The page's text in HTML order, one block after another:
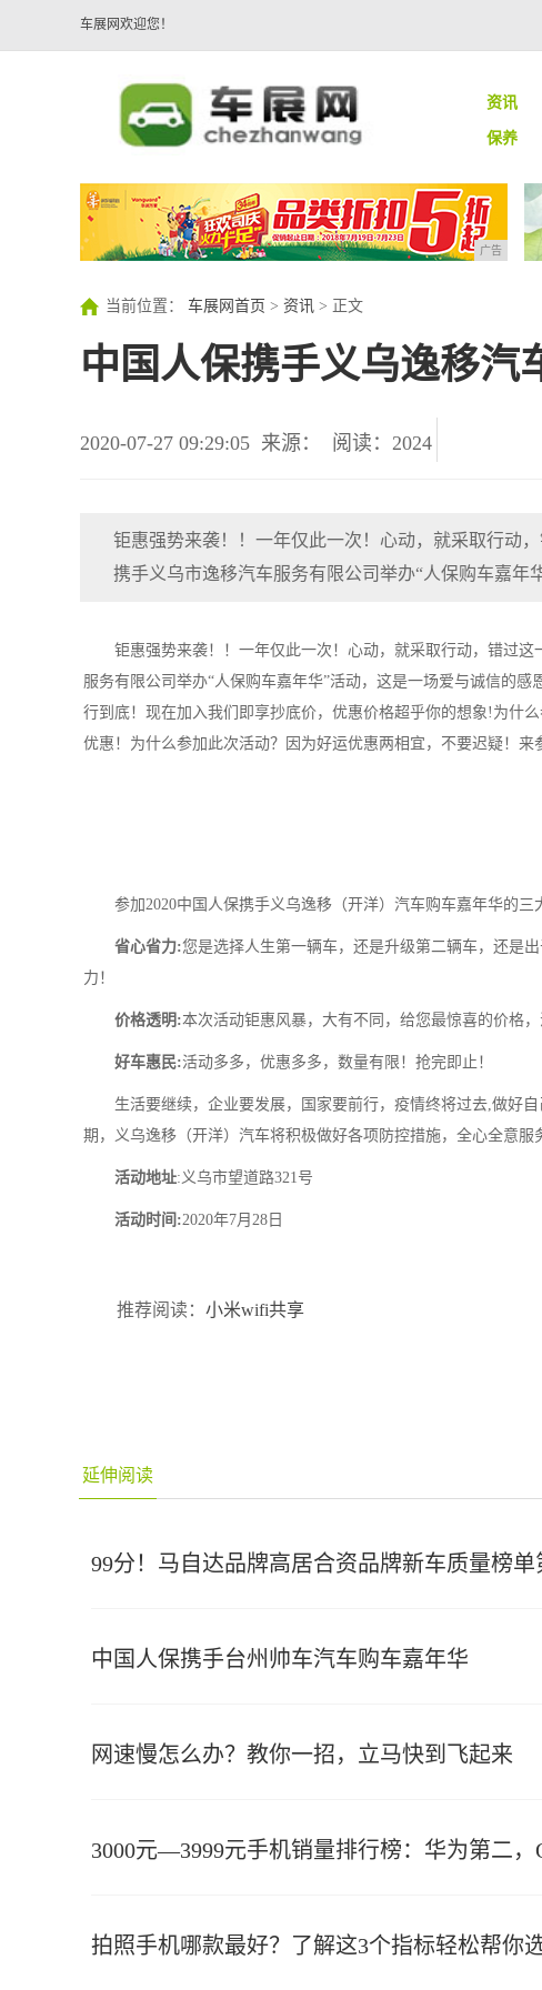
车展网欢迎您！
资讯
保养
广告
当前位置： 车展网首页 > 资讯 > 正文
中国人保携手义乌逸移汽
2020-07-27 09:29:05 来源： 阅读：2024
钜惠强势来袭！！一年仅此一次！心动，就采取行动
携手义乌市逸移汽车服务有限公司举办“人保购车嘉年
钜惠强势来袭！！一年仅此一次！心动，就采取行动，错过
服务有限公司举办“人保购车嘉年华”活动，这是一场爱与诚信的
行到底！现在加入我们即享抄底价，优惠价格超乎你的想象!为什
优惠！为什么参加此次活动？因为好运优惠两相宜，不要迟疑！来
参加2020中国人保携手义乌逸移（开洋）汽车购车嘉年华的三
省心省力:您是选择人生第一辆车，还是升级第二辆车，还是
力！
价格透明:本次活动钜惠风暴，大有不同，给您最惊喜的价格
好车惠民:活动多多，优惠多多，数量有限！抢完即止！
生活要继续，企业要发展，国家要前行，疫情终将过去,做好
期，义乌逸移（开洋）汽车将积极做好各项防控措施，全心全意服
活动地址:义乌市望道路321号
活动时间:2020年7月28日
推荐阅读： 小米wifi共享
延伸阅读
99分！马自达品牌高居合资品牌新车质量榜单
中国人保携手台州帅车汽车购车嘉年华
网速慢怎么办？教你一招，立马快到飞起来
3000元—3999元手机销量排行榜：华为第二，
拍照手机哪款最好？了解这3个指标轻松帮你